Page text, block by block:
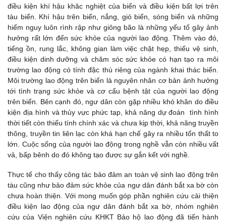
điều kiện khí hậu khăc nghiệt của biển và điều kiện bất lợi trên
tàu biển. Khí hậu trên biển, nắng, gió biển, sóng biển và những
hiểm nguy luôn rình rập như giông bão là những yếu tố gây ảnh
hưởng rất lớn đến sức khỏe của người lao động. Thêm vào đó,
tiếng ồn, rung lắc, không gian làm việc chật hẹp, thiếu vệ sinh,
điều kiện dinh dưỡng và chăm sóc sức khỏe có hạn tạo ra môi
trường lao động có tính đặc thù riêng của ngành khai thác biển.
Môi trường lao động trên biển là nguyên nhân cơ bản ảnh hưởng
tới tình trạng sức khỏe và cơ cấu bệnh tật của người lao động
trên biển. Bên cạnh đó, ngư dân còn gặp nhiều khó khăn do điều
kiện địa hình và thủy vực phức tạp, khả năng dự đoán tình hình
thời tiết còn thiếu tính chính xác và chưa kịp thời, khả năng truyền
thông, truyền tin liên lạc còn khá hạn chế gây ra nhiều tổn thất to
lớn. Cuộc sống của người lao động trong nghề vẫn còn nhiều vất
vả, bấp bênh do đó không tạo được sự gắn kết với nghề.
Thực tế cho thấy công tác bảo đảm an toàn vệ sinh lao động trên
tàu cũng như bảo đảm sức khỏe của ngư dân đánh bắt xa bờ còn
chưa hoàn thiện. Với mong muốn góp phần nghiên cứu cải thiện
điều kiện lao động của ngư dân đánh bắt xa bờ, nhóm nghiên
cứu của Viện nghiên cứu KHKT Bảo hộ lao động đã tiến hành